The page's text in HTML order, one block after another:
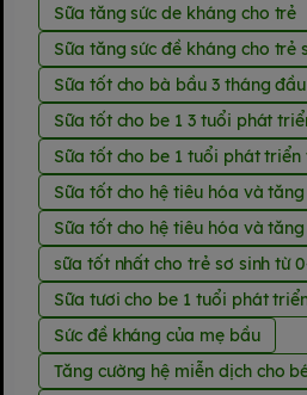
Sữa tăng sức de kháng cho trẻ
Sữa tăng sức đề kháng cho trẻ
Sữa tốt cho bà bầu 3 tháng đầu
Sữa tốt cho be 1 3 tuổi phát
Sữa tốt cho be 1 tuổi phát
Sữa tốt cho hệ tiêu hóa và
Sữa tốt cho hệ tiêu hóa và
sữa tốt nhất cho trẻ sơ sinh từ
Sữa tươi cho be 1 tuổi phát
Sức đề kháng của mẹ bầu
Tăng cường hệ miễn dịch cho